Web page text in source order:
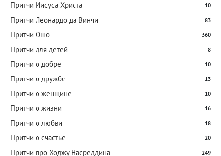
Притчи Иисуса Христа 10
Притчи Леонардо да Винчи 83
Притчи Ошо 360
Притчи для детей 8
Притчи о добре 10
Притчи о дружбе 13
Притчи о женщине 10
Притчи о жизни 16
Притчи о любви 18
Притчи о счастье 20
Притчи про Ходжу Насреддина 249